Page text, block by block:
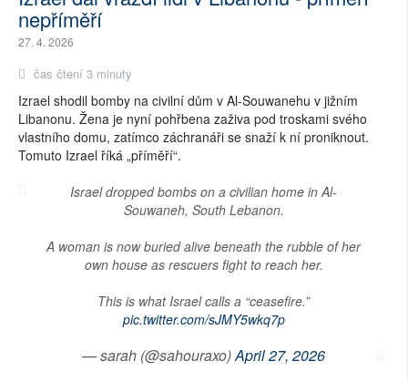
nepříměří
27. 4. 2026
čas čtení 3 minuty
Izrael shodil bomby na civilní dům v Al-Souwanehu v jižním
Libanonu. Žena je nyní pohřbena zaživa pod troskami svého
vlastního domu, zatímco záchranáři se snaží k ní proniknout.
Tomuto Izrael říká „příměří“.
Israel dropped bombs on a civilian home in Al-
Souwaneh, South Lebanon.
A woman is now buried alive beneath the rubble of her
own house as rescuers fight to reach her.
This is what Israel calls a “ceasefire.”
pic.twitter.com/sJMY5wkq7p
— sarah (@sahouraxo)April 27, 2026